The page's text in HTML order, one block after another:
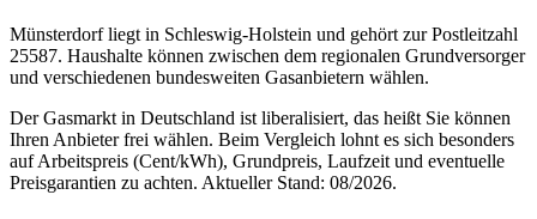
Münsterdorf liegt in Schleswig-Holstein und gehört zur Postleitzahl
25587. Haushalte können zwischen dem regionalen Grundversorger
und verschiedenen bundesweiten Gasanbietern wählen.
Der Gasmarkt in Deutschland ist liberalisiert, das heißt Sie können
Ihren Anbieter frei wählen. Beim Vergleich lohnt es sich besonders
auf Arbeitspreis (Cent/kWh), Grundpreis, Laufzeit und eventuelle
Preisgarantien zu achten. Aktueller Stand: 08/2026.